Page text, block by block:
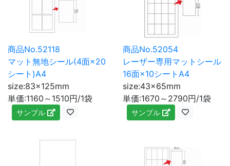
商品No.52118
マット無地シール(4面×20
シート)A4
size:83×125mm
単価:1160～1510円/1袋
サンプル
商品No.52054
レーザー専用マットシール
16面×10シートA4
size:43×65mm
単価:1670～2790円/1袋
サンプル